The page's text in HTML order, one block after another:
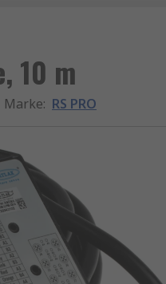
10 m
Marke: RS PRO